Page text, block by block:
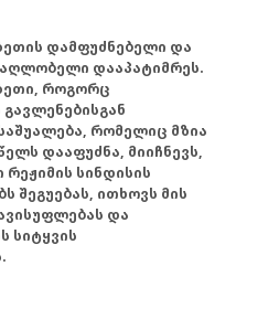
დამფუძნებელი და
დააპატიმრეს.
როგორც
რომელიც მზია
დააფუძნა, მიიჩნევს,
სინდისის
შეგუებას, ითხოვს მის
და
სიტყვის